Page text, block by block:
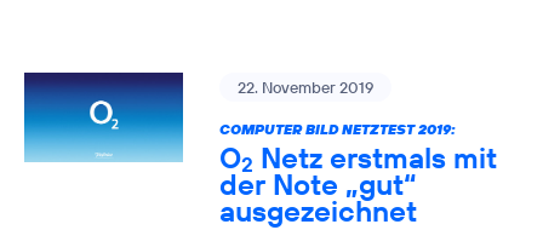
22. November 2019
COMPUTER BILD NETZTEST 2019:
O2 Netz erstmals mit
der Note „gut“
ausgezeichnet